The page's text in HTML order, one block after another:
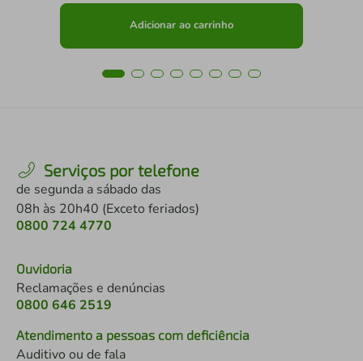
Adicionar ao carrinho
Serviços por telefone
de segunda a sábado das
08h às 20h40 (Exceto feriados)
0800 724 4770
Ouvidoria
Reclamações e denúncias
0800 646 2519
Atendimento a pessoas com deficiência
Auditivo ou de fala